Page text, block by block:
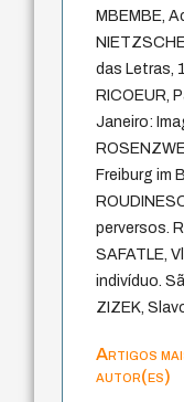
MBEMBE,
das Letras,
RICOEUR,
Janeiro:
Freiburg im
perversos.
SAFATLE,
indivíduo.
ZIZEK,
Artigos
autor(es)